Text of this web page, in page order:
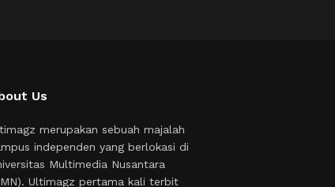
Us
merupakan sebuah majalah
independen yang berlokasi di
Multimedia Nusantara
Ultimagz pertama kali terbit